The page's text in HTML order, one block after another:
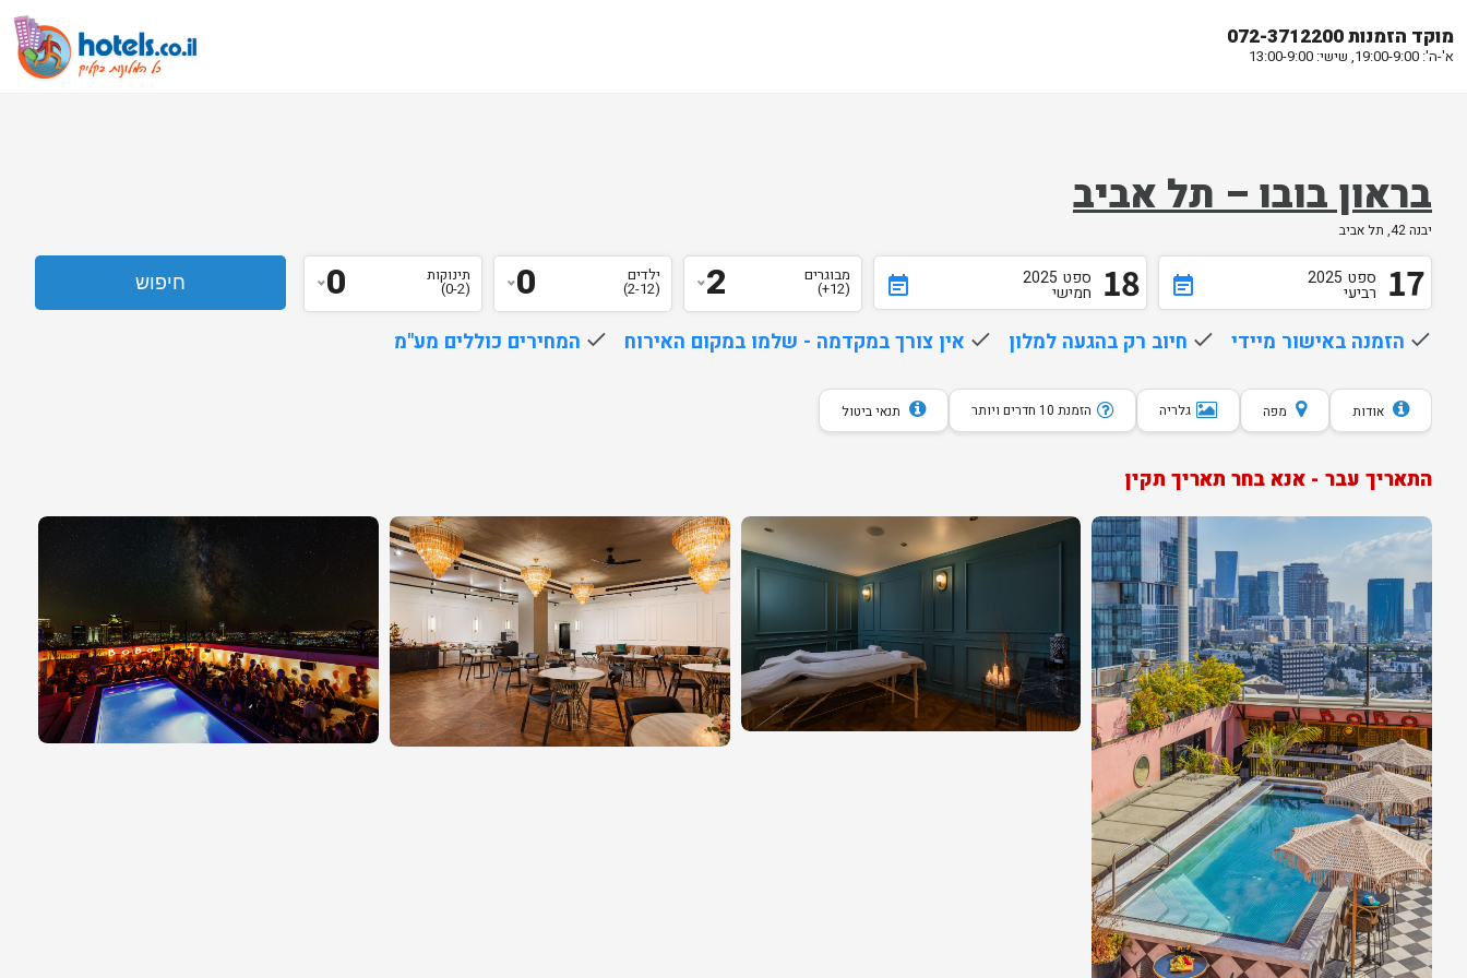
מוקד הזמנות 072-3712200
א'-ה': 19:00-9:00, שישי: 13:00-9:00
בראון בובו – תל אביב
יבנה 42, תל אביב
event_note 17 ספט 2025
רביעי event_note 18 ספט 2025
חמישי
מבוגרים
(12+)
2 ילדים
(2-12)
0 תינוקות
(0-2)
0
done הזמנה באישור מיידי done חיוב רק בהגעה למלון done אין צורך במקדמה - שלמו במקום האירוח done המחירים כוללים מע"מ
אודות מפה גלריה הזמנת 10 חדרים ויותר תנאי ביטול
התאריך עבר - אנא בחר תאריך תקין